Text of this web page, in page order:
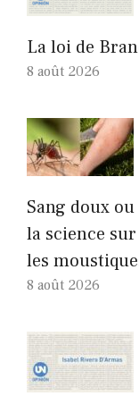
La loi de
8 août 2026
Sang doux
la science
les
8 août 2026